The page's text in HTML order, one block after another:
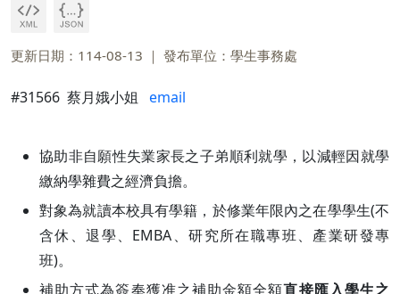
更新日期：114-08-13 發布單位：學生事務處
#31566 蔡月娥小姐 email
協助非自願性失業家長之子弟順利就學，以減輕因就學
繳納學雜費之經濟負擔。
對象為就讀本校具有學籍，於修業年限內之在學學生(不
含休、退學、EMBA、研究所在職專班、產業研發專
班)。
補助方式為簽奉獲准之補助金額全額直接匯入學生之